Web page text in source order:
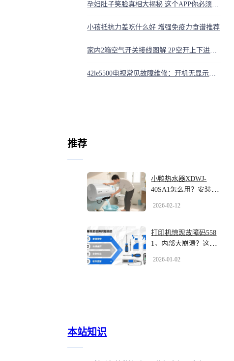
孕妇肚子笑脸真相大揭秘 这个APP你必须知道
小孩抵抗力差吃什么好 增强免疫力食谱推荐
家内2箱空气开关接线图解 2P空开上下进出线实物照片
42le5500电视常见故障维修：开机无显示、花屏和声音问题解决
推荐
小鸭热水器XDWJ-
40SA1怎么用？安装避
2026-02-12
打印机惊现故障码558
1，内部大崩溃？这些
2026-01-02
本站知识